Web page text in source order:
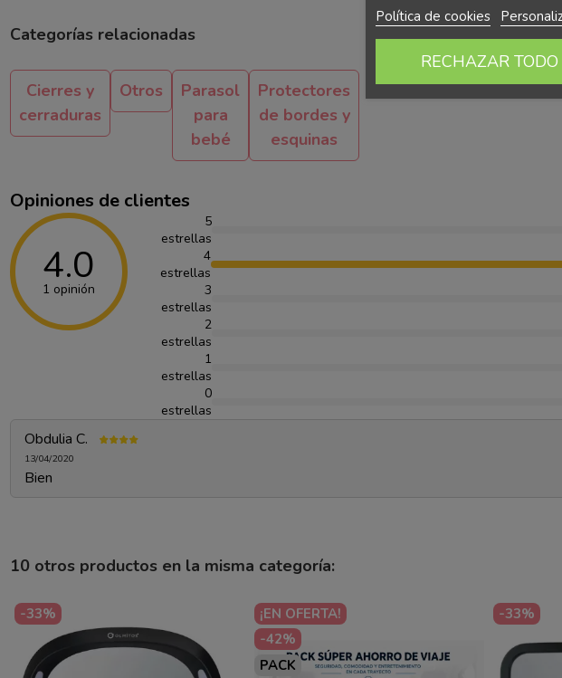
Categorías relacionadas
Cierres y
cerraduras
Otros
Parasol
para
bebé
Protectores
de bordes y
esquinas
Opiniones de clientes
4.0
1 opinión
5
estrellas
4
estrellas
3
estrellas
2
estrellas
1
estrellas
0
estrellas
Obdulia C.
13/04/2020
Bien
10 otros productos en la misma categoría:
-33%
¡EN OFERTA!
-42%
PACK
-33%
Política de cookies
RECHAZAR TODO